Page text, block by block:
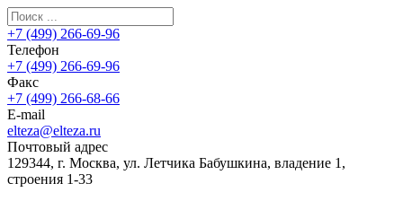
+7 (499) 266-69-96
Телефон
+7 (499) 266-69-96
Факс
+7 (499) 266-68-66
E-mail
elteza@elteza.ru
Почтовый адрес
129344, г. Москва, ул. Летчика Бабушкина, владение 1,
строения 1-33